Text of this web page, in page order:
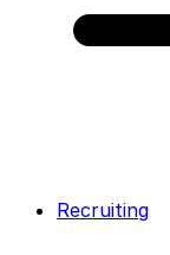
Recruiting